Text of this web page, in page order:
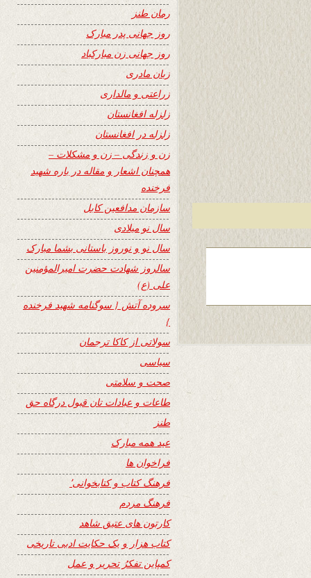
رمان طنز
روز جهانی پدر مبارک
روز جهانی زن مبارکباد
زبان مادری
زراعتی و مالداری
زلزله افغانستان
زلزله در افغانستان
زن و زندگی – زن و مشکلات –
همچنان اشعار و مقاله در باره شهید
فرخنده
سازمان مدافعین کابل
سال نو میلادی
سال نو و نوروز باستانی بشما مبارک
سالروز شهادت حضرت امیرالمؤمنین
علی (ع)
سروده آتش { سوگنامه شهید فرخنده
}
سولاتی از کاکا ترجمان
سیاسی
صحت و سلامتی
طاعات و عبادات تان قبول درگاه حق
طنز
عید همه مبارک
فراخوان ها
فرهنگ کتاب و کتابخوانی٬
فرهنگ مردم
کارتون های عتیق شاهد
کتاب هزار و یک حکایت ادبی تاریخی
کمپاین تفکرُ تحریر و عمل